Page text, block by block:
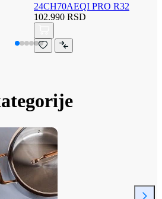
24CH70AEQI PRO R32
102.990 RSD